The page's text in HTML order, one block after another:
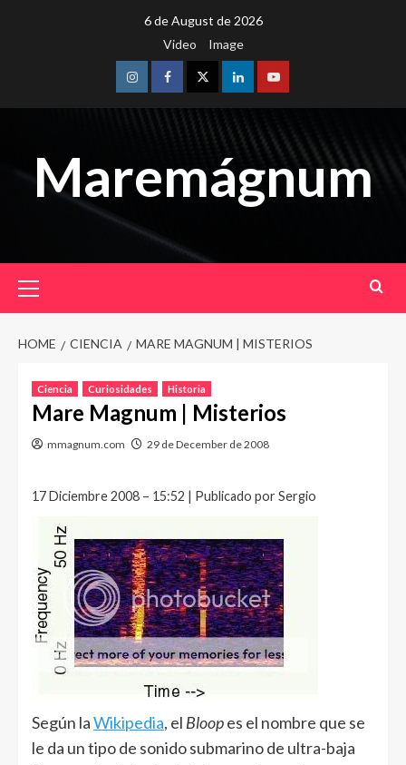
6 de August de 2026
Video
Image
InstagramFacebookTwitterLinkedinYoutube
Maremágnum
Menu
HOME CIENCIA MARE MAGNUM | MISTERIOS
Ciencia Curiosidades Historia
Mare Magnum | Misterios
mmagnum.com 29 de December de 2008
17 Diciembre 2008 – 15:52 | Publicado por Sergio
Según laWikipedia, el Bloopes el nombre que se
le da un tipo de sonido submarino de ultra-baja